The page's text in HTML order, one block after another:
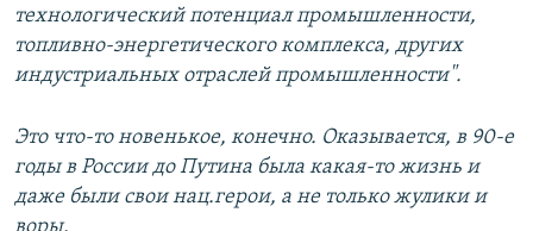
технологический потенциал промышленности,
топливно-энергетического комплекса, других
индустриальных отраслей промышленности".
Это что-то новенькое, конечно. Оказывается, в 90-е
годы в России до Путина была какая-то жизнь и
даже были свои нац.герои, а не только жулики и